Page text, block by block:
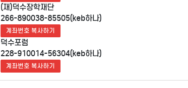
(재)덕수장학재단
266-890038-85505(keb하나)
계좌번호 복사하기
덕수포럼
228-910014-56304(keb하나)
계좌번호 복사하기